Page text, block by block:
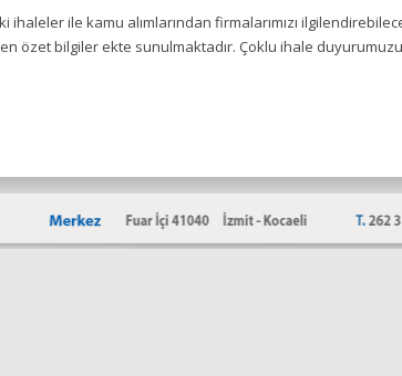
ihaleler ile kamu alımlarından firmalarımızı
özet bilgiler ekte sunulmaktadır. Çoklu ihale